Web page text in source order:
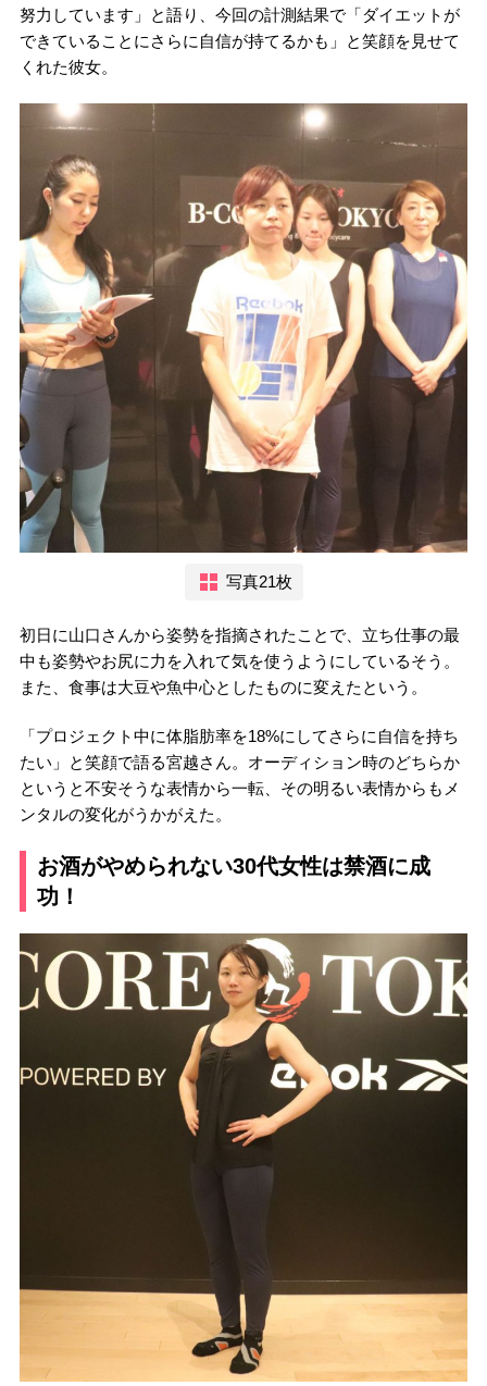
努力しています」と語り、今回の計測結果で「ダイエットが
できていることにさらに自信が持てるかも」と笑顔を見せて
くれた彼女。
写真21枚
初日に山口さんから姿勢を指摘されたことで、立ち仕事の最
中も姿勢やお尻に力を入れて気を使うようにしているそう。
また、食事は大豆や魚中心としたものに変えたという。
「プロジェクト中に体脂肪率を18%にしてさらに自信を持ち
たい」と笑顔で語る宮越さん。オーディション時のどちらか
というと不安そうな表情から一転、その明るい表情からもメ
ンタルの変化がうかがえた。
お酒がやめられない30代女性は禁酒に成
功！